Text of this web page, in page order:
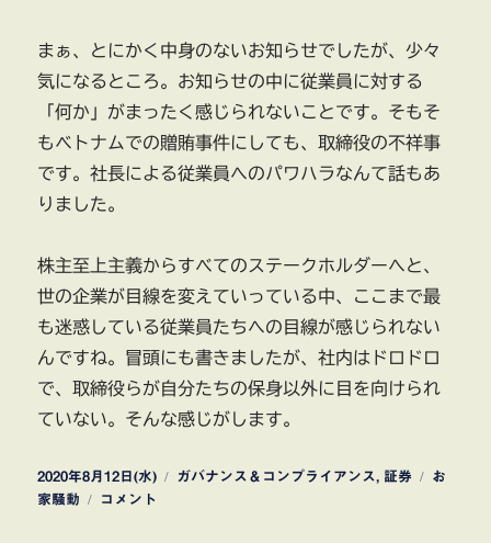
まぁ、とにかく中身のないお知らせでしたが、少々
気になるところ。お知らせの中に従業員に対する
「何か」がまったく感じられないことです。そもそ
もベトナムでの贈賄事件にしても、取締役の不祥事
です。社長による従業員へのパワハラなんて話もあ
りました。
株主至上主義からすべてのステークホルダーへと、
世の企業が目線を変えていっている中、ここまで最
も迷惑している従業員たちへの目線が感じられない
んですね。冒頭にも書きましたが、社内はドロドロ
で、取締役らが自分たちの保身以外に目を向けられ
ていない。そんな感じがします。
投
稿
2020年8月12日(水)
カ
ガバナンス＆コンプライアンス, 証券
タ
お
家騒動
天
コメント